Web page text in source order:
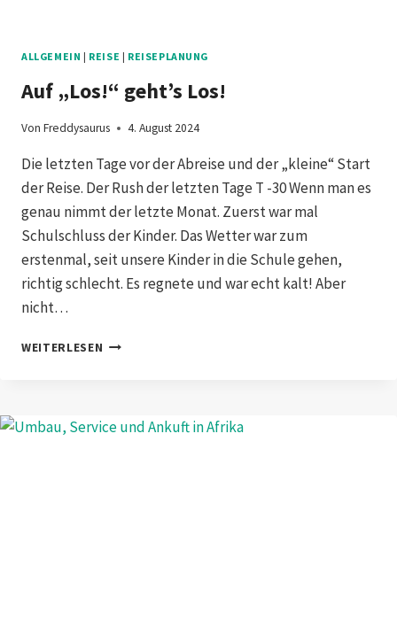
ALLGEMEIN | REISE | REISEPLANUNG
Auf „Los!“ geht’s Los!
Von Freddysaurus 4. August 2024
Die letzten Tage vor der Abreise und der „kleine“ Start
der Reise. Der Rush der letzten Tage T -30 Wenn man es
genau nimmt der letzte Monat. Zuerst war mal
Schulschluss der Kinder. Das Wetter war zum
erstenmal, seit unsere Kinder in die Schule gehen,
richtig schlecht. Es regnete und war echt kalt! Aber
nicht…
WEITERLESEN AUF